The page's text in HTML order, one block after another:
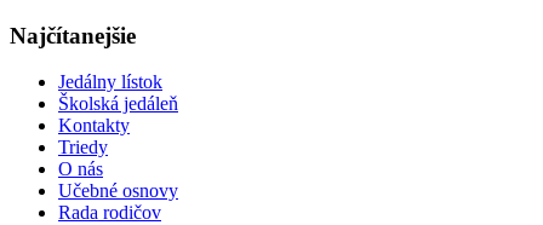
Najčítanejšie
Jedálny lístok
Školská jedáleň
Kontakty
Triedy
O nás
Učebné osnovy
Rada rodičov